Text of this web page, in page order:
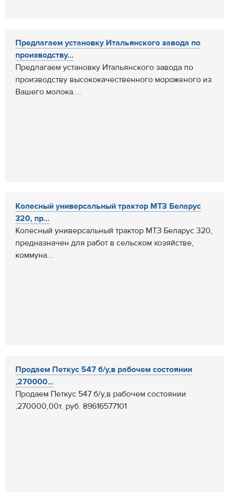
Предлагаем установку Итальянского завода по
производству...
Предлагаем установку Итальянского завода по
производству высококачественного мороженого из
Вашего молока....
Колесный универсальный трактор МТЗ Беларус
320, пр...
Колесный универсальный трактор МТЗ Беларус 320,
предназначен для работ в сельском хозяйстве,
коммуна...
Продаем Петкус 547 б/у,в рабочем состоянии
,270000...
Продаем Петкус 547 б/у,в рабочем состоянии
,270000,00т. руб. 89616577101